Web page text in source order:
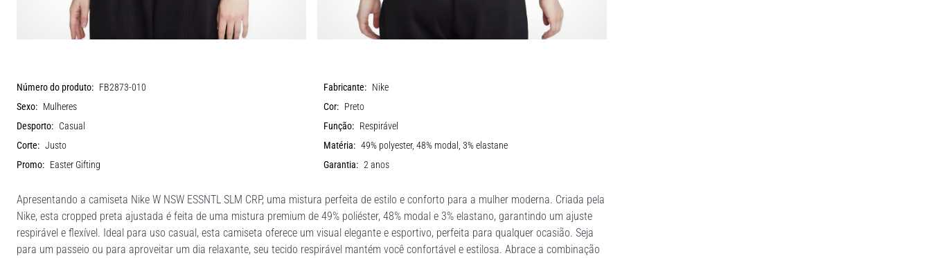
Número do produto: FB2873-010 Fabricante: Nike
Sexo: Mulheres Cor: Preto
Desporto: Casual Função: Respirável
Corte: Justo Matéria: 49% polyester, 48% modal, 3% elastane
Promo: Easter Gifting Garantia: 2 anos
Apresentando a camiseta Nike W NSW ESSNTL SLM CRP, uma mistura perfeita de estilo e conforto para a mulher moderna. Criada pela
Nike, esta cropped preta ajustada é feita de uma mistura premium de 49% poliéster, 48% modal e 3% elastano, garantindo um ajuste
respirável e flexível. Ideal para uso casual, esta camiseta oferece um visual elegante e esportivo, perfeita para qualquer ocasião. Seja
para um passeio ou para aproveitar um dia relaxante, seu tecido respirável mantém você confortável e estilosa. Abrace a combinação